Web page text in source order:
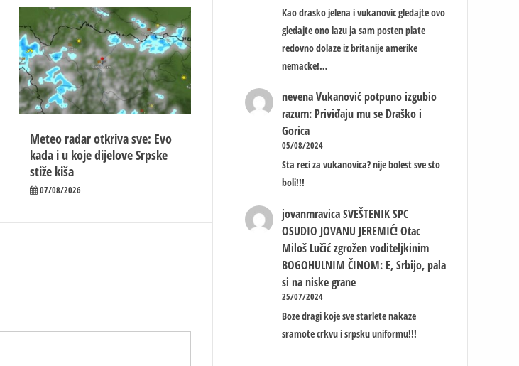
Meteo radar otkriva sve: Evo
kada i u koje dijelove Srpske
stiže kiša
07/08/2026
Kao drasko jelena i vukanovic gledajte ovo
gledajte ono lazu ja sam posten plate
redovno dolaze iz britanije amerike
nemacke!…
nevena Vukanović potpuno izgubio
razum: Priviđaju mu se Draško i
Gorica
05/08/2024
Sta reci za vukanovica? nije bolest sve sto
boli!!!
jovanmravica SVEŠTENIK SPC
OSUDIO JOVANU JEREMIĆ! Otac
Miloš Lučić zgrožen voditeljkinim
BOGOHULNIM ČINOM: E, Srbijo, pala
si na niske grane
25/07/2024
Boze dragi koje sve starlete nakaze
sramote crkvu i srpsku uniformu!!!